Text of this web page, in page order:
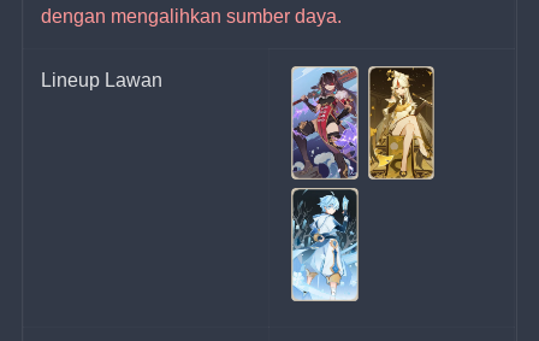
dengan mengalihkan sumber daya.
Lineup Lawan